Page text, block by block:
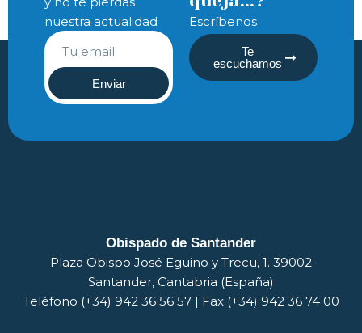
nuestra actualidad
Enviar
Escríbenos
Te
escuchamos
Obispado de Santander
Plaza Obispo José Eguino y Trecu, 1. 39002
Santander, Cantabria (España)
Teléfono (+34) 942 36 56 57 | Fax (+34) 942 36 74 00